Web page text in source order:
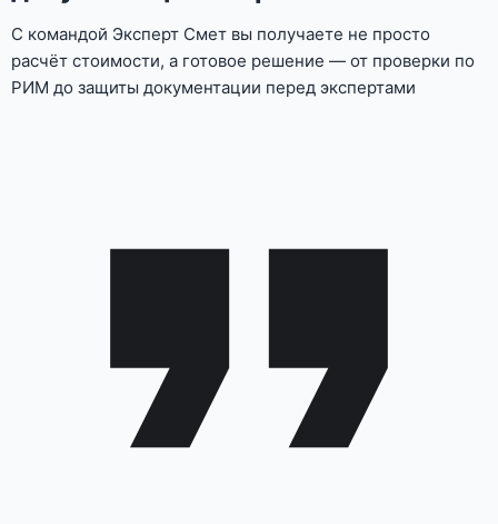
С командой Эксперт Смет вы получаете не просто
расчёт стоимости, а готовое решение — от проверки по
РИМ до защиты документации перед экспертами